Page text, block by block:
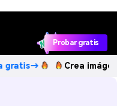
Probar gratis
Crea imágenes IA